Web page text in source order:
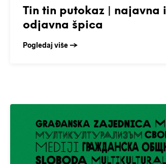
Tin tin putokaz | najavna i
odjavna špica
Pogledaj više →